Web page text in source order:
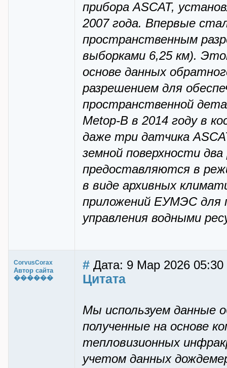
прибора ASCAT,
2007 года. Впервые
пространственным
выборками 6,25 км).
основе данных
разрешением для
пространственной
Metop-B в 2014 году в
даже три датчика
земной поверхности
предоставляются в
в виде архивных
приложений ЕУМЭС для
управления водными
CorvusCorax
Автор сайта
������
# Дата: 9 Мар 2026 05:30
Цитата
Мы используем данные
полученные на основе
тепловизионных
учетом данных